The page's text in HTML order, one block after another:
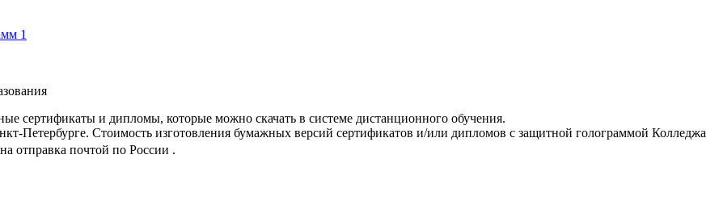
сертификаты и дипломы, которые можно скачать в системе дистанционного обучения.
Петербурге. Стоимость изготовления бумажных версий сертификатов и/или дипломов с защитной голограммой Колледжа
отправка почтой по России .